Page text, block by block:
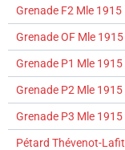
Grenade F2 Mle 1915
Grenade OF Mle 1915
Grenade P1 Mle 1915
Grenade P2 Mle 1915
Grenade P3 Mle 1915
Pétard Thévenot-